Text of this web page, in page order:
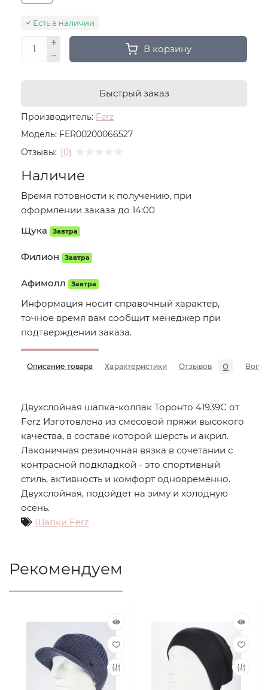
Производитель: Ferz
Модель: FER00200066527
Отзывы: (0)
Есть в наличии
В корзину
Быстрый заказ
Наличие
Время готовности к получению, при
оформлении заказа до 14:00
Щука
Завтра
Филион Завтра
Афимолл Завтра
Информация носит справочный характер,
точное время вам сообщит менеджер при
подтверждении заказа.
Описание товара Характеристики Отзывов 0
Двухслойная шапка-колпак Торонто 41939С от
Ferz Изготовлена из смесовой пряжи высокого
качества, в составе которой шерсть и акрил.
Лаконичная резиночная вязка в сочетании с
контрасной подкладкой - это спортивный
стиль, активность и комфорт одновременно.
Двухслойная, подойдет на зиму и холодную
осень.
Шапки Ferz
Рекомендуем